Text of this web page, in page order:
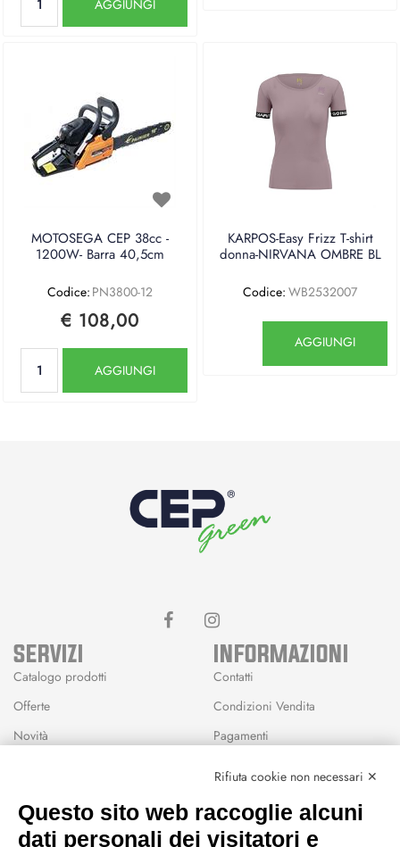
AGGIUNGI
MOTOSEGA CEP 38cc -
1200W- Barra 40,5cm
Codice: PN3800-12
€ 108,00
AGGIUNGI
KARPOS-Easy Frizz T-shirt
donna-NIRVANA OMBRE BL
Codice: WB2532007
AGGIUNGI
SERVIZI
Catalogo prodotti
Offerte
Novità
Wishlist
INFORMAZIONI
Contatti
Condizioni Vendita
Pagamenti
Rifiuta cookie non necessari ✕
Questo sito web raccoglie alcuni
dati personali dei visitatori e